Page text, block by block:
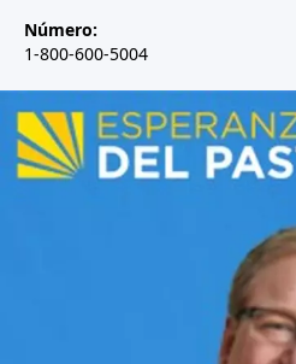
Número:
1-800-600-5004